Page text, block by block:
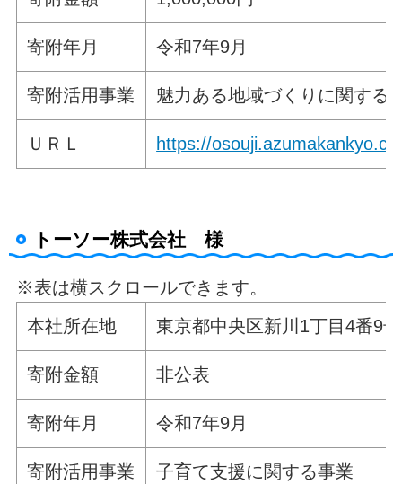
寄附年月 令和7年9月
寄附活用事業 魅力ある地域づくりに関する
ＵＲＬ https://
トーソー株式会社 様
※表は横スクロールできます。
本社所在地
東京都中央区新川1丁目4番9号
寄附金額 非公表
寄附年月 令和7年9月
寄附活用事業 子育て支援に関する事業